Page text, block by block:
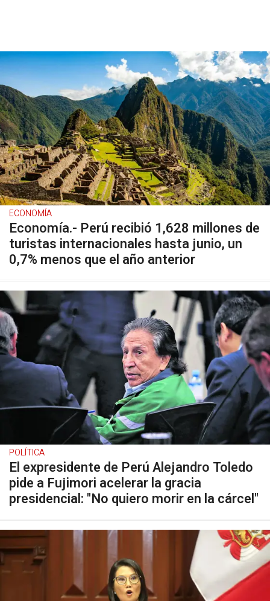
ECONOMÍA
Economía.- Perú recibió 1,628 millones de
turistas internacionales hasta junio, un
0,7% menos que el año anterior
POLÍTICA
El expresidente de Perú Alejandro Toledo
pide a Fujimori acelerar la gracia
presidencial: "No quiero morir en la cárcel"